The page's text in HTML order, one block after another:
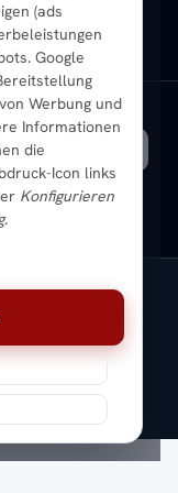
(ads
Google
Werbung und
Informationen
die
Icon links
Konfigurieren
.
Aktuelle Angebote
VERSAND MIT
Versand
Versandkosten